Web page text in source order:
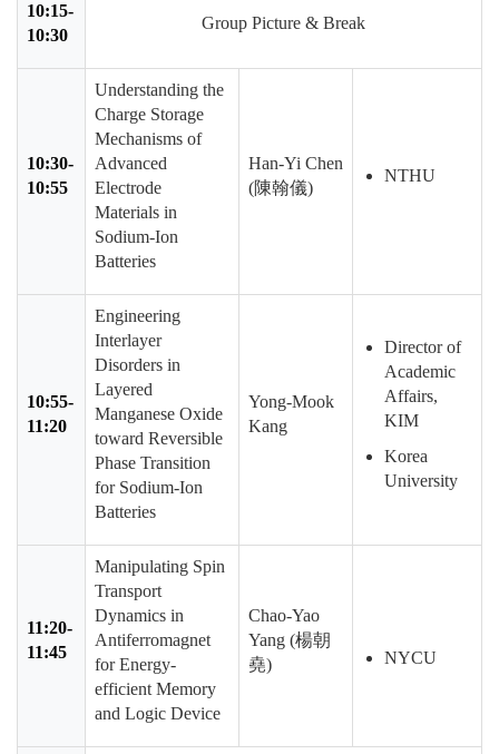
10:15-
10:30
Group Picture & Break
10:30-
10:55
Understanding the
Charge Storage
Mechanisms of
Advanced
Electrode
Materials in
Sodium-Ion
Batteries
Han-Yi Chen
(陳翰儀)
NTHU
10:55-
11:20
Engineering
Interlayer
Disorders in
Layered
Manganese Oxide
toward Reversible
Phase Transition
for Sodium-Ion
Batteries
Yong-Mook
Kang
Director of
Academic
Affairs,
KIM
Korea
University
11:20-
11:45
Manipulating Spin
Transport
Dynamics in
Antiferromagnet
for Energy-
efficient Memory
and Logic Device
Chao-Yao
Yang (楊朝
堯) NYCU